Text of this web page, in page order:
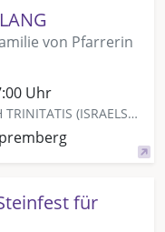
von Pfarrerin
Uhr
10. SONNTAG NACH TRINITATIS (ISRAELSONNTAG)
für